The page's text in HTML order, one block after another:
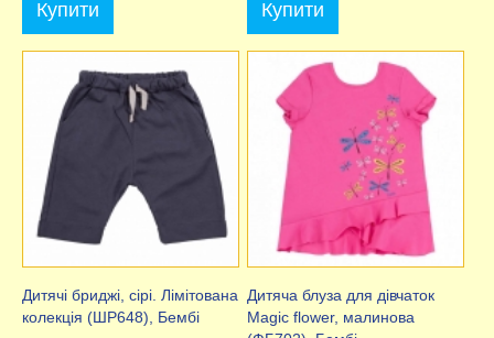
Купити Купити
Дитячі бриджі, сірі. Лімітована
колекція (ШР648), Бембі
Дитяча блуза для дівчаток
Magic flower, малинова